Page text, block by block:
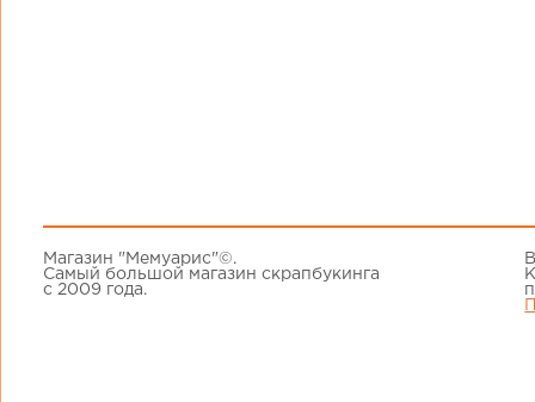
Магазин "Мемуарис"©.
Самый большой магазин скрапбукинга
с 2009 года.